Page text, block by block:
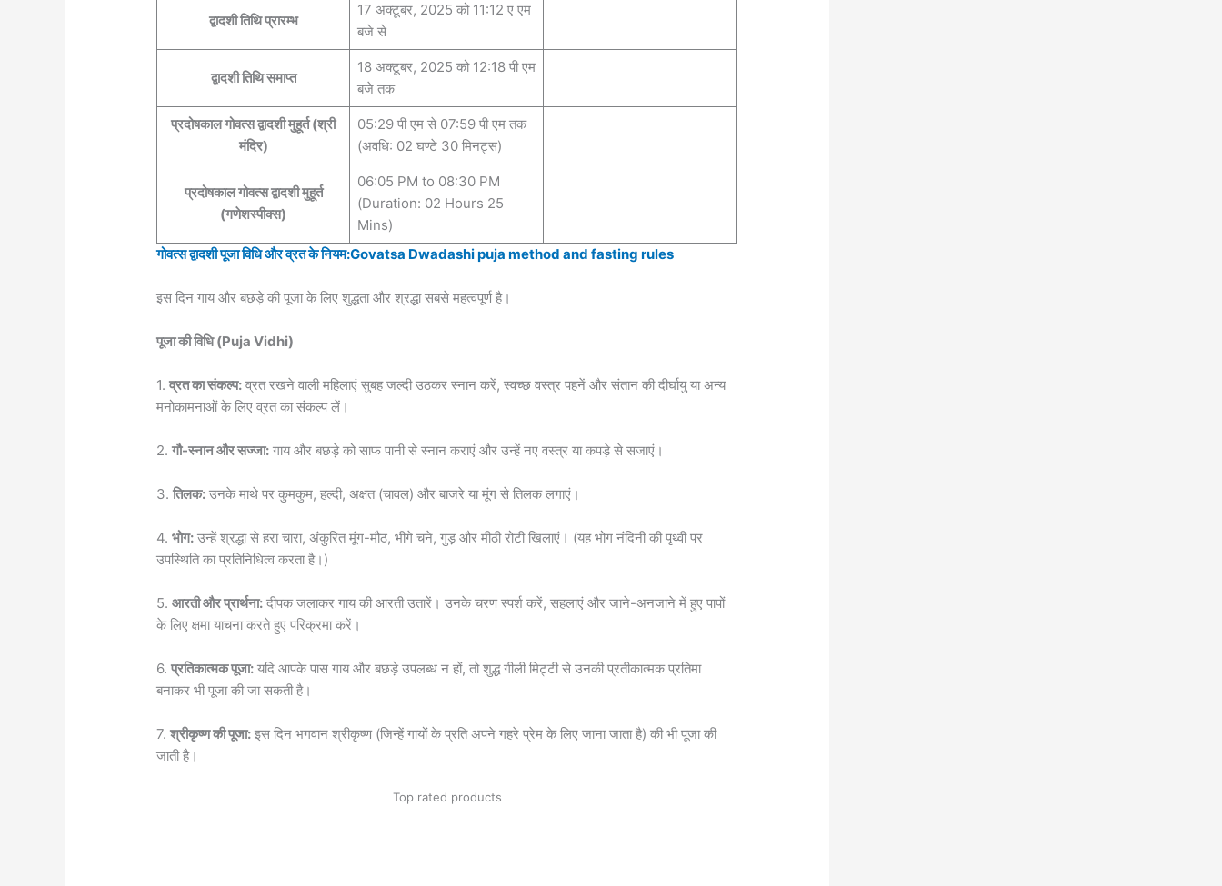
द्वादशी तिथि प्रारम्भ
17 अक्टूबर, 2025 को 11:12 ए एम
बजे से
द्वादशी तिथि समाप्त
18 अक्टूबर, 2025 को 12:18 पी एम
बजे तक
प्रदोषकाल गोवत्स द्वादशी मुहूर्त (श्री
मंदिर)
05:29 पी एम से 07:59 पी एम तक
(अवधि: 02 घण्टे 30 मिनट्स)
प्रदोषकाल गोवत्स द्वादशी मुहूर्त
(गणेशस्पीक्स)
06:05 PM to 08:30 PM
(Duration: 02 Hours 25
Mins)
गोवत्स द्वादशी पूजा विधि और व्रत के नियम:Govatsa Dwadashi puja method and fasting rules
इस दिन गाय और बछड़े की पूजा के लिए शुद्धता और श्रद्धा सबसे महत्वपूर्ण है।
पूजा की विधि (Puja Vidhi)
1.व्रत का संकल्प: व्रत रखने वाली महिलाएं सुबह जल्दी उठकर स्नान करें, स्वच्छ वस्त्र पहनें और संतान की दीर्घायु या अन्य
मनोकामनाओं के लिए व्रत का संकल्प लें।
2.गौ-स्नान और सज्जा: गाय और बछड़े को साफ पानी से स्नान कराएं और उन्हें नए वस्त्र या कपड़े से सजाएं।
3.तिलक: उनके माथे पर कुमकुम, हल्दी, अक्षत (चावल) और बाजरे या मूंग से तिलक लगाएं।
4.भोग: उन्हें श्रद्धा से हरा चारा, अंकुरित मूंग-मौठ, भीगे चने, गुड़ और मीठी रोटी खिलाएं। (यह भोग नंदिनी की पृथ्वी पर
उपस्थिति का प्रतिनिधित्व करता है।)
5.आरती और प्रार्थना: दीपक जलाकर गाय की आरती उतारें। उनके चरण स्पर्श करें, सहलाएं और जाने-अनजाने में हुए पापों
के लिए क्षमा याचना करते हुए परिक्रमा करें।
6.प्रतिकात्मक पूजा: यदि आपके पास गाय और बछड़े उपलब्ध न हों, तो शुद्ध गीली मिट्टी से उनकी प्रतीकात्मक प्रतिमा
बनाकर भी पूजा की जा सकती है।
7.श्रीकृष्ण की पूजा: इस दिन भगवान श्रीकृष्ण (जिन्हें गायों के प्रति अपने गहरे प्रेम के लिए जाना जाता है) की भी पूजा की
जाती है।
Top rated products